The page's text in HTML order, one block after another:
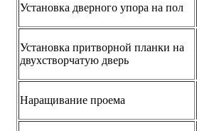
Установка дверного упора на пол
Установка притворной планки на
двухстворчатую дверь
Наращивание проема